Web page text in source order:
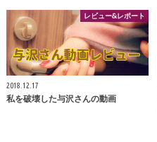
レビュー&レポート
2018.12.17
私を破壊した与沢さんの動画